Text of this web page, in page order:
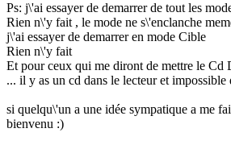
Ps: j\'ai essayer de demarrer de tout les
Rien n\'y fait , le mode ne s\'enclanche
j\'ai essayer de demarrer en mode Cible
Rien n\'y fait
Et pour ceux qui me diront de mettre le
... il y as un cd dans le lecteur et impossible
si quelqu\'un a une idée sympatique a me
bienvenu :)